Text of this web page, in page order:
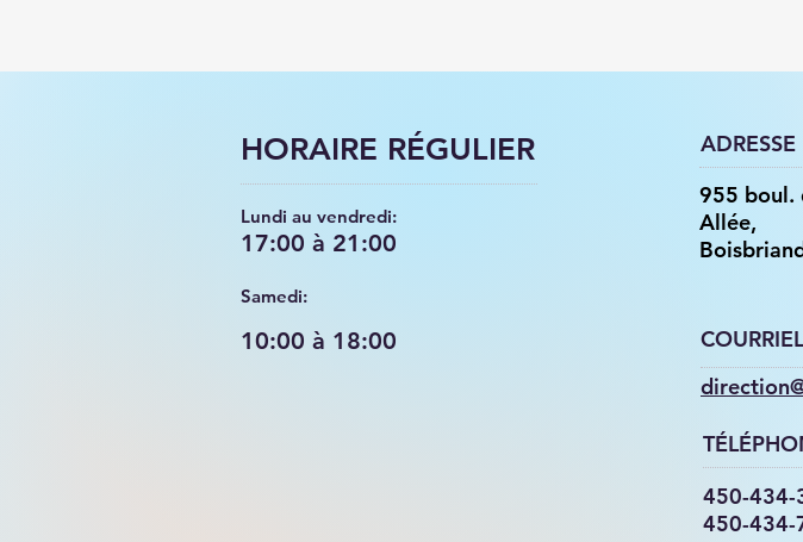
HORAIRE RÉGULIER
Lundi au vendredi:
17:00 à 21:00
Samedi:
10:00 à 18:00
ADRESSE
955 boul.
Allée,
COURRIEL
450-434-
450-434-